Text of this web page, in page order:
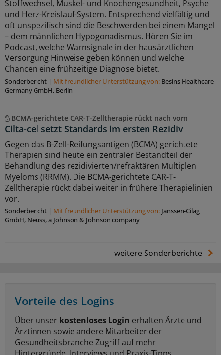
Stoffwechsel, Muskel- und Knochengesundheit, Psyche
und Herz-Kreislauf-System. Entsprechend vielfältig und
oft unspezifisch sind die Beschwerden bei einem Mangel
– dem männlichen Hypogonadismus. Hören Sie im
Podcast, welche Warnsignale in der hausärztlichen
Versorgung Hinweise geben können und welche
Chancen eine frühzeitige Diagnose bietet.
Sonderbericht | Mit freundlicher Unterstützung von: Besins Healthcare
Germany GmbH, Berlin
BCMA-gerichtete CAR-T-Zelltherapie rückt nach vorn
Cilta-cel setzt Standards im ersten Rezidiv
Gegen das B-Zell-Reifungsantigen (BCMA) gerichtete
Therapien sind heute ein zentraler Bestandteil der
Behandlung des rezidivierten/refraktären Multiplen
Myeloms (RRMM). Die BCMA-gerichtete CAR-T-
Zelltherapie rückt dabei weiter in frühere Therapielinien
vor.
Sonderbericht | Mit freundlicher Unterstützung von: Janssen-Cilag
GmbH, Neuss, a Johnson & Johnson company
weitere Sonderberichte
Vorteile des Logins
Über unser kostenloses Login erhalten Ärzte und
Ärztinnen sowie andere Mitarbeiter der
Gesundheitsbranche Zugriff auf mehr